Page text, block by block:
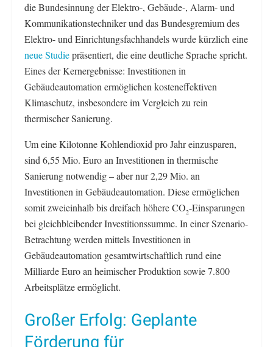
die Bundesinnung der Elektro-, Gebäude-, Alarm- und
Kommunikationstechniker und das Bundesgremium des
Elektro- und Einrichtungsfachhandels wurde kürzlich eine
neue Studiepräsentiert, die eine deutliche Sprache spricht.
Eines der Kernergebnisse: Investitionen in
Gebäudeautomation ermöglichen kosteneffektiven
Klimaschutz, insbesondere im Vergleich zu rein
thermischer Sanierung.
Um eine Kilotonne Kohlendioxid pro Jahr einzusparen,
sind 6,55 Mio. Euro an Investitionen in thermische
Sanierung notwendig – aber nur 2,29 Mio. an
Investitionen in Gebäudeautomation. Diese ermöglichen
somit zweieinhalb bis dreifach höhere CO2-Einsparungen
bei gleichbleibender Investitionssumme. In einer Szenario-
Betrachtung werden mittels Investitionen in
Gebäudeautomation gesamtwirtschaftlich rund eine
Milliarde Euro an heimischer Produktion sowie 7.800
Arbeitsplätze ermöglicht.
Großer Erfolg: Geplante